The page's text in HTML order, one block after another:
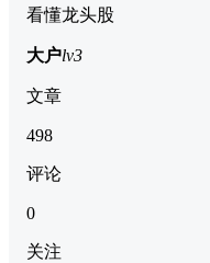
看懂龙头股
大户lv3
文章
498
评论
0
关注